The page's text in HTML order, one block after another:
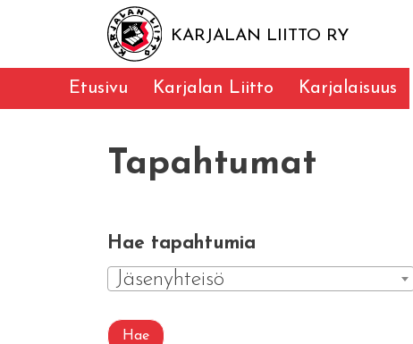
KARJALAN LIITTO RY
Etusivu Karjalan Liitto Karjalaisuus
Tapahtumat
Hae tapahtumia
Jäsenyhteisö
Hae